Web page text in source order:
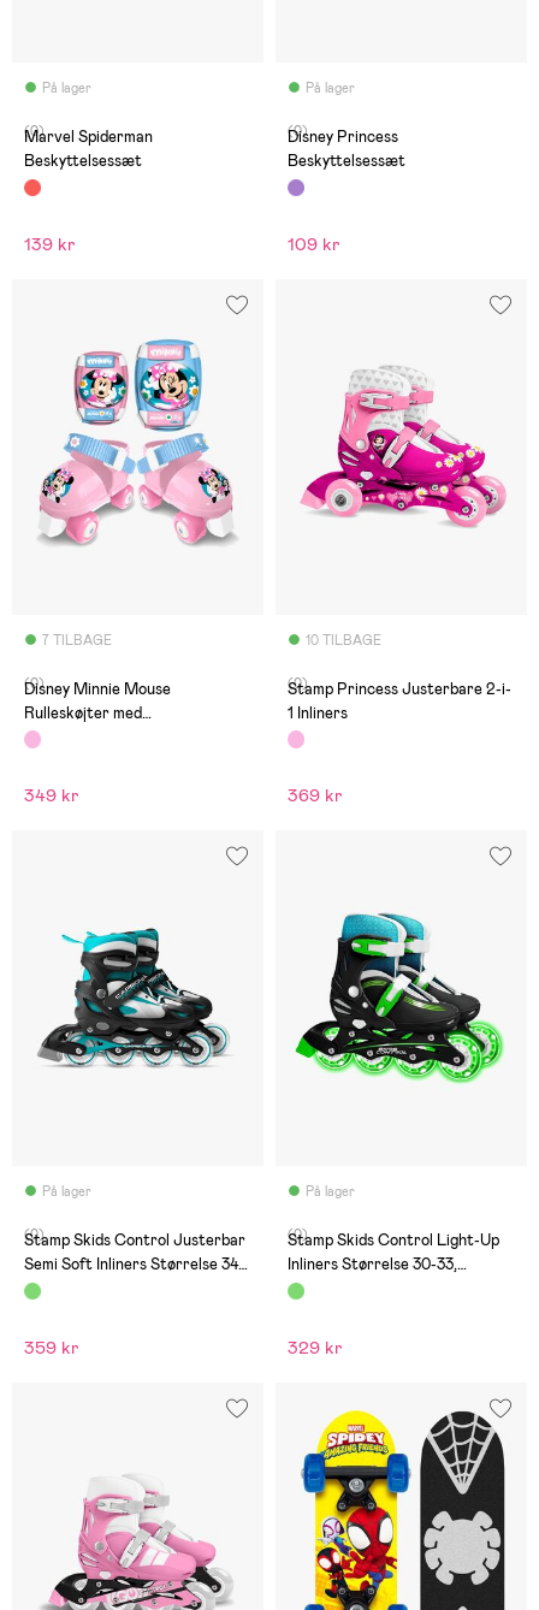
På lager
(0)
Marvel Spiderman
Beskyttelsessæt
139 kr
På lager
(0)
Disney Princess
Beskyttelsessæt
109 kr
7 TILBAGE
(0)
Disney Minnie Mouse
Rulleskøjter med
Beskyttelsessæt
349 kr
10 TILBAGE
(0)
Stamp Princess Justerbare 2-i-
1 Inliners
369 kr
På lager
(0)
Stamp Skids Control Justerbar
Semi Soft Inliners Størrelse 34-
37, Sort/Blå
359 kr
På lager
(0)
Stamp Skids Control Light-Up
Inliners Størrelse 30-33,
Grøn/Sort
329 kr